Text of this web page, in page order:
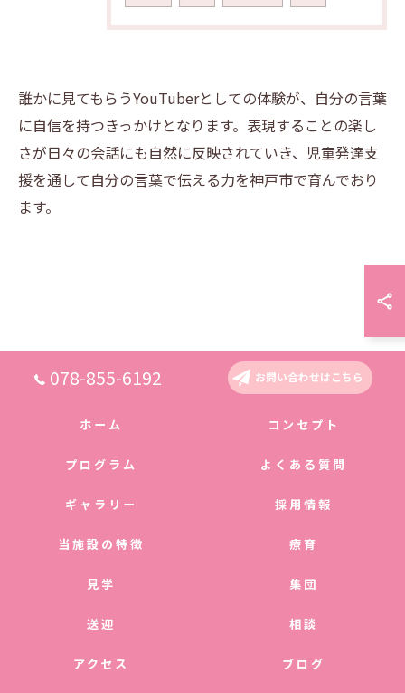
誰かに見てもらうYouTuberとしての体験が、自分の言葉
に自信を持つきっかけとなります。表現することの楽し
さが日々の会話にも自然に反映されていき、児童発達支
援を通して自分の言葉で伝える力を神戸市で育んでおり
ます。
078-855-6192 お問い合わせはこちら
ホーム コンセプト
プログラム よくある質問
ギャラリー 採用情報
当施設の特徴 療育
見学 集団
送迎 相談
アクセス ブログ